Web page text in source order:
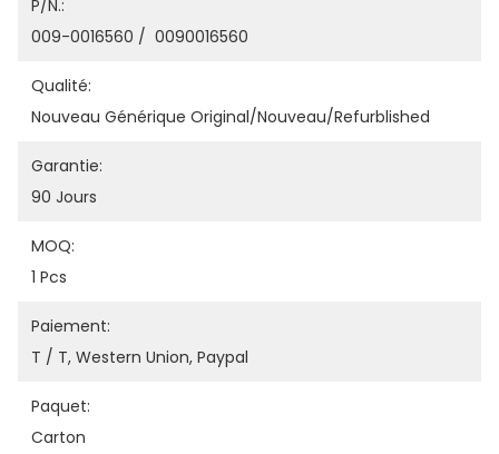
P/N.:
009-0016560 /  0090016560
Qualité:
Nouveau Générique Original/nouveau/refurblished
Garantie:
90 Jours
MOQ:
1 Pcs
Paiement:
T / T, Western Union, Paypal
Paquet:
Carton